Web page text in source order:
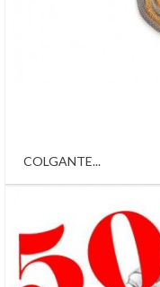
COLGANTE...